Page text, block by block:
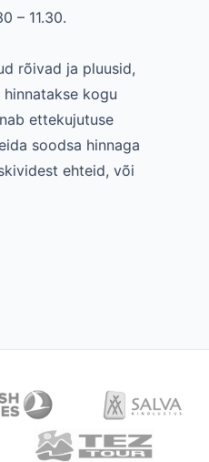
– 11.30.
rõivad ja pluusid,
kogu
ettekujutuse
soodsa hinnaga
ehteid, või